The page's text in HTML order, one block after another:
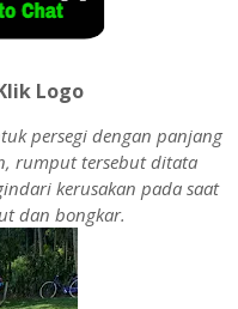
Logo
persegi dengan panjang
rumput tersebut ditata
kerusakan pada saat
dan bongkar.